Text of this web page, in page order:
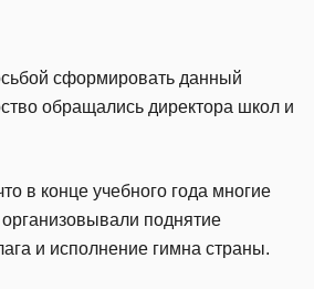
сформировать данный
обращались директора школ и
в конце учебного года многие
поднятие
и исполнение гимна страны.